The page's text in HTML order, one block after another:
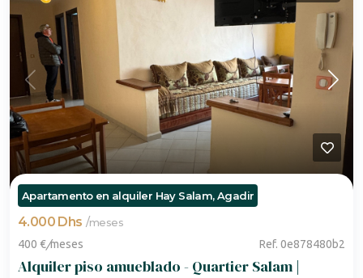
Apartamento en alquiler Hay Salam, Agadir
4.000 Dhs /meses
400 €/meses Ref. 0e878480b2
Alquiler piso amueblado - Quartier Salam |